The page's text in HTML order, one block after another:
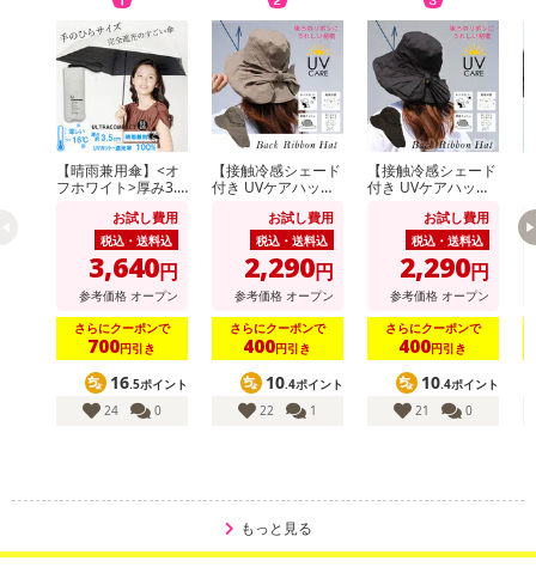
【晴雨兼用傘】<オ
フホワイト>厚み3.5
ズUVカット100％マ
イナス16度
お試し費用
税込・送料込
3,640円
参考価格 オープン
さらにクーポンで
700円引き
16.5ポイント
24
0
【接触冷感シェード
付き UVケアハッ
ご紐つきのおしゃれ
なツバ広リボンハッ
お試し費用
税込・送料込
2,290円
参考価格 オープン
さらにクーポンで
400円引き
10.4ポイント
22
1
【接触冷感シェード
付き UVケアハッ
ご紐つきのおしゃれ
なツバ広リボンハッ
お試し費用
税込・送料込
2,290円
参考価格 オープン
さらにクーポンで
400円引き
10.4ポイント
21
0
もっと見る